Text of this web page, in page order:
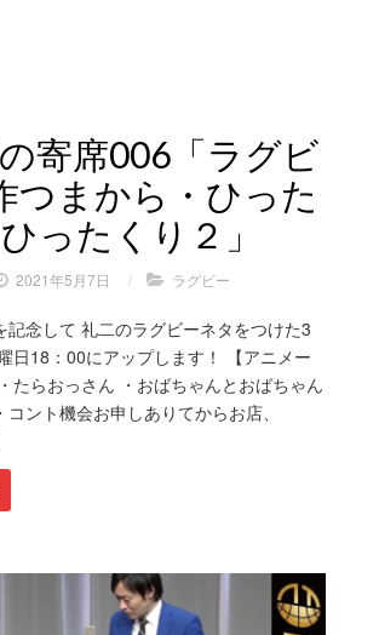
寄席006「ラグビ
つまから・ひった
ったくり２」
2021年5月7日 / ラグビー
記念して 礼二のラグビーネタをつけた3
日18：00にアップします！ 【アニメー
たらおっさん ・おばちゃんとおばちゃん
コント機会お申しありてからお店、